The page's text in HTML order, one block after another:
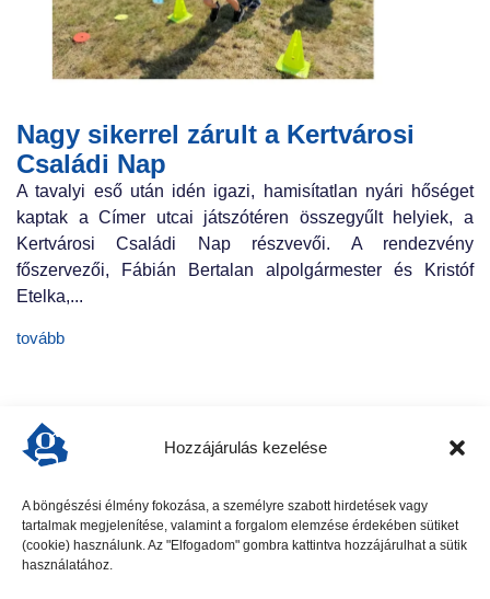
Hozzájárulás kezelése
A böngészési élmény fokozása, a személyre szabott hirdetések vagy
tartalmak megjelenítése, valamint a forgalom elemzése érdekében sütiket
(cookie) használunk. Az "Elfogadom" gombra kattintva hozzájárulhat a sütik
használatához.
Nagy sikerrel zárult a Kertvárosi
Családi Nap
A tavalyi eső után idén igazi, hamisítatlan nyári hőséget
kaptak a Címer utcai játszótéren összegyűlt helyiek, a
Kertvárosi Családi Nap részvevői. A rendezvény
főszervezői, Fábián Bertalan alpolgármester és Kristóf
Etelka,...
tovább
előző cikk